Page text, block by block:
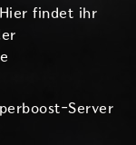
findet ihr
Server